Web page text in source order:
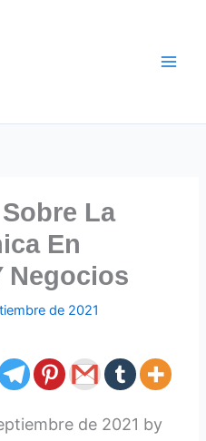
La
En
Negocios
de 2021
de 2021 by